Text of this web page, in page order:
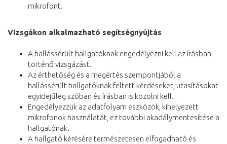
mikrofont.
Vizsgákon alkalmazható segítségnyújtás
A hallássérült hallgatóknak engedélyezni kell az írásban
történő vizsgázást.
Az érthetőség és a megértés szempontjából a
hallássérült hallgatóknak feltett kérdéseket, utasításokat
egyidejűleg szóban és írásban is közölni kell.
Engedélyezzük az adatfolyam eszközök, kihelyezett
mikrofonok használatát, ez további akadálymentesítése a
hallgatónak.
A hallgató kérésére természetesen elfogadható és